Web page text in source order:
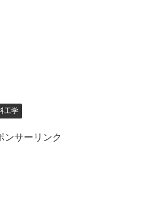
工学
ンサーリンク